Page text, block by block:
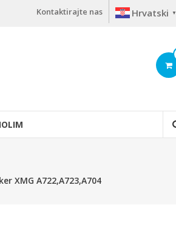
Kontaktirajte nas Hrvatski ▼
XMG A722,A723,A704